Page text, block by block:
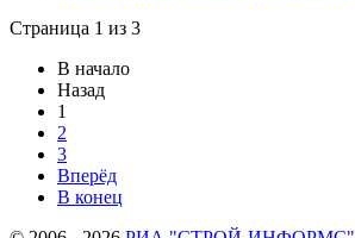
Страница 1 из 3
В начало
Назад
1
2
3
Вперёд
В конец